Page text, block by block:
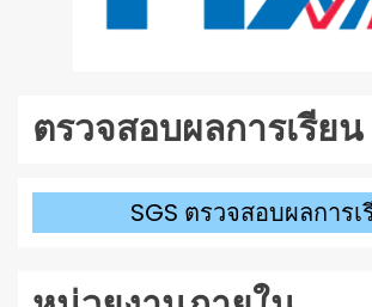
ตรวจสอบผลการเรียน
SGS ตรวจสอบผลการ